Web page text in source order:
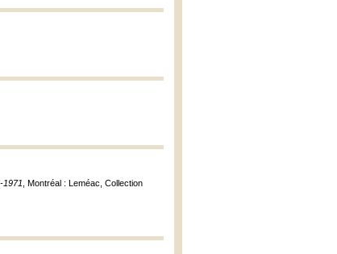
1971 , Montréal : Leméac, Collection